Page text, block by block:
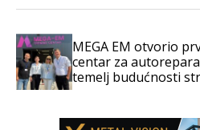
MEGA EM otvorio
centar za
temelj budućnosti